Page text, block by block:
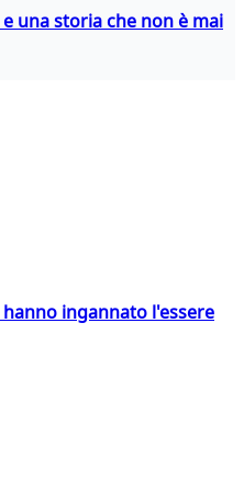
una storia che non è mai
ingannato l'essere